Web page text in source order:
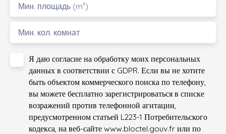
Мин. площадь (m²)
Мин. кол. комнат
Я даю согласие на обработку моих персональных
данных в соответствии с GDPR. Если вы не хотите
быть объектом коммерческого поиска по телефону,
вы можете бесплатно зарегистрироваться в списке
возражений против телефонной агитации,
предусмотренном статьей L223-1 Потребительского
кодекса, на веб-сайте www.bloctel.gouv.fr или по